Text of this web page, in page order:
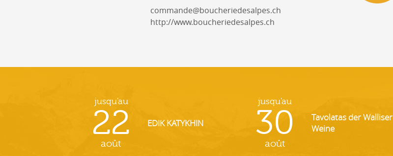
commande@boucheriedesalpes.ch
http://www.boucheriedesalpes.ch
jusqu'au
22
août
EDIK KATYKHIN
jusqu'au
30
août
Tavolatas der Walliser
Weine